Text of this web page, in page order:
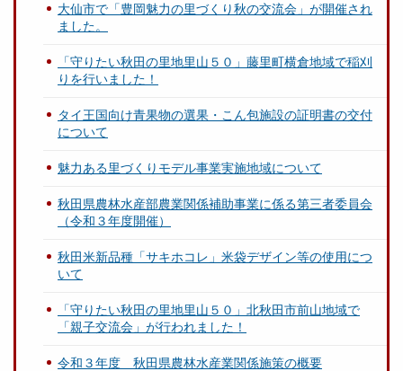
大仙市で「豊岡魅力の里づくり秋の交流会」が開催され
ました。
「守りたい秋田の里地里山５０」藤里町横倉地域で稲刈
りを行いました！
タイ王国向け青果物の選果・こん包施設の証明書の交付
について
魅力ある里づくりモデル事業実施地域について
秋田県農林水産部農業関係補助事業に係る第三者委員会
（令和３年度開催）
秋田米新品種「サキホコレ」米袋デザイン等の使用につ
いて
「守りたい秋田の里地里山５０」北秋田市前山地域で
「親子交流会」が行われました！
令和３年度 秋田県農林水産業関係施策の概要